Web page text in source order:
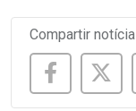
Compartir notícia